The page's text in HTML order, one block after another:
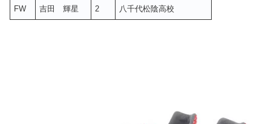
FW 吉田 輝星 2 八千代松陰高校